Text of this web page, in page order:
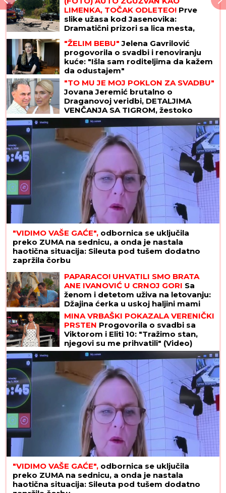
LIMENKA, TOČAK ODLETEO! Prve
slike užasa kod Jasenovika:
Dramatični prizori sa lica mesta,
sumnja se da ima povređenih
"ŽELIM BEBU" Jelena Gavrilović
progovorila o svadbi i renoviranju
kuće: "Išla sam roditeljima da kažem
da odustajem"
"TO MU JE MOJ POKLON ZA SVADBU"
Jovana Jeremić brutalno o
Draganovoj veridbi, DETALJIMA
VENČANJA SA TIGROM, žestoko
preti:"Nisam ušla u pekaru da pravim
kiflice" (VIDEO)
"VIDIMO VAŠE GAĆE", odbornica se uključila
preko ZUMA na sednicu, a onda je nastala
haotična situacija: Sileuta pod tušem dodatno
zapržila čorbu
PAPARACO! UHVATILI SMO BRATA
ANE IVANOVIĆ U CRNOJ GORI Sa
ženom i detetom uživa na letovanju:
Džajina ćerka u uskoj haljini mami
poglede (Video)
MINA VRBAŠKI POKAZALA VERENIČKI
PRSTEN Progovorila o svadbi sa
Viktorom i Eliti 10: "Tražimo stan,
njegovi su me prihvatili" (Video)
"VIDIMO VAŠE GAĆE", odbornica se uključila
preko ZUMA na sednicu, a onda je nastala
haotična situacija: Sileuta pod tušem dodatno